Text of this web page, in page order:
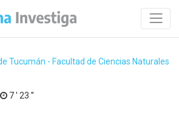
Tucumán - Facultad de Ciencias Naturales
7 ′ 23 ′′